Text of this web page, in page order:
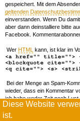
Diese Website
ist.
gespeichert. Mit dem
geltenden
einverstanden. Wenn Du
aber dann deinstalliere bitte
Facebook.
Wer HTML kann, ist klar im
<a href="" title="">
<blockquote cite="">
<q cite=""> <s>
Bei der Menge an Spam-
wieder, dass ein Kommentar
ich habe weder Zeit noch
forschen. Wenn das öfters